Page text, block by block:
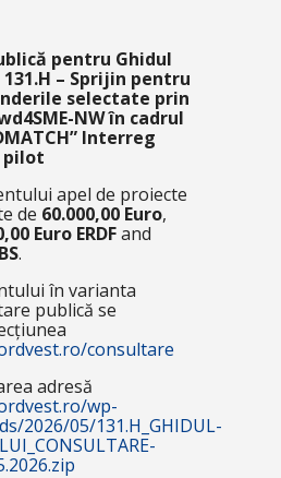
pentru Ghidul
– Sprijin pentru
selectate prin
NW în cadrul
Interreg
pilot
apel de proiecte
de 60.000,00 Euro,
Euro ERDFand
.
în varianta
publică se
consultare
adresă
wp-
2026/05/131.H_GHIDUL-